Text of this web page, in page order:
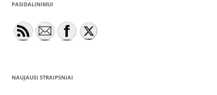
PASIDALINIMUI
NAUJAUSI STRAIPSNIAI